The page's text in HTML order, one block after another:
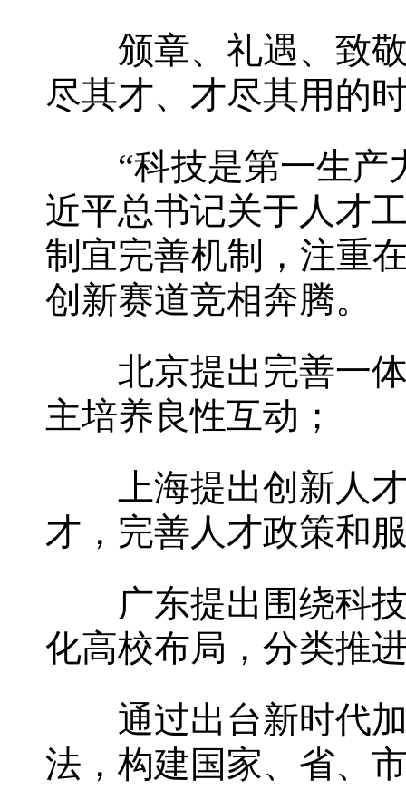
颁章、礼遇、致敬
尽其才、才尽其用的
“科技是第一生产力
近平总书记关于人才
制宜完善机制，注重
创新赛道竞相奔腾。
北京提出完善一体
主培养良性互动；
上海提出创新人才
才，完善人才政策和
广东提出围绕科技
化高校布局，分类推
通过出台新时代加
法，构建国家、省、